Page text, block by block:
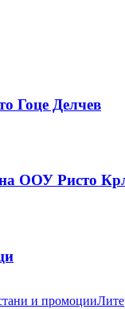
Гоце Делчев
ООУ Ристо
и промоции